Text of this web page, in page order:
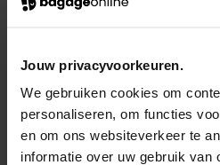
Jouw privacyvoorkeuren.
We gebruiken cookies om
personaliseren, om functies
en om ons websiteverkeer te
informatie over uw gebruik van